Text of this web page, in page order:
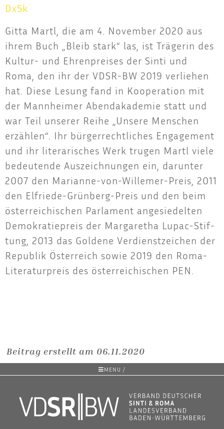
D​x5k
Git­ta Martl, die am 4. Novem­ber 2020 aus
ihrem Buch „Bleib stark“ las, ist Trä­ge­rin des
Kul­tur- und Ehren­prei­ses der Sin­ti und
Roma, den ihr der VDSR-BW 2019 ver­lie­hen
hat. Die­se Lesung fand in Koope­ra­ti­on mit
der Mann­hei­mer Abend­aka­de­mie statt und
war Teil unse­rer Rei­he „Unse­re Men­schen
erzäh­len“. Ihr bür­ger­recht­li­ches Enga­ge­ment
und ihr lite­ra­ri­sches Werk tru­gen Martl vie­le
bedeu­ten­de Aus­zeich­nun­gen ein, dar­un­ter
2007 den Mari­an­ne-von-Wil­le­mer-Preis, 2011
den Elfrie­de-Grün­berg-Preis und den beim
öster­rei­chi­schen Par­la­ment ange­sie­del­ten
Demo­kra­tie­preis der Mar­ga­re­tha Lupac-Stif­
tung, 2013 das Gol­de­ne Ver­dienst­zei­chen der
Repu­blik Öster­reich sowie 2019 den Roma-
Lite­ra­tur­preis des öster­rei­chi­schen PEN.
Beitrag erstellt am 06.11.2020
MENU /